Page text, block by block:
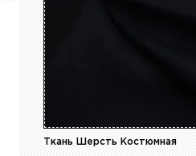
Ткань Шерсть Костюмная